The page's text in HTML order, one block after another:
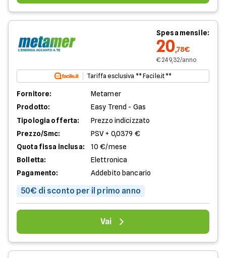
Spesa mensile:
20,78€
€ 249,32/anno
Tariffa esclusiva ** Facile.it **
Fornitore:
Metamer
Prodotto:
Easy Trend - Gas
Tipologia offerta:
Prezzo indicizzato
Prezzo/Smc:
PSV + 0,0379 €
Quota fissa inclusa:
10 €/mese
Bolletta:
Elettronica
Pagamento:
Addebito bancario
50€ di sconto per il primo anno
Vai